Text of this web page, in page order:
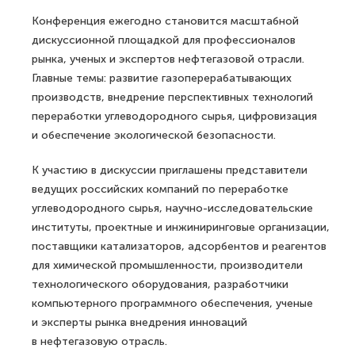
Конференция ежегодно становится масштабной
дискуссионной площадкой для профессионалов
рынка, ученых и экспертов нефтегазовой отрасли.
Главные темы: развитие газоперерабатывающих
производств, внедрение перспективных технологий
переработки углеводородного сырья, цифровизация
и обеспечение экологической безопасности.
К участию в дискуссии приглашены представители
ведущих российских компаний по переработке
углеводородного сырья, научно-исследовательские
институты, проектные и инжиниринговые организации,
поставщики катализаторов, адсорбентов и реагентов
для химической промышленности, производители
технологического оборудования, разработчики
компьютерного программного обеспечения, ученые
и эксперты рынка внедрения инноваций
в нефтегазовую отрасль.